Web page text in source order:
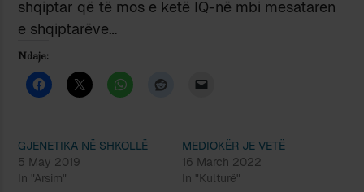
shqiptar që të mos e ketë IQ-në mbi mesataren
e shqiptarëve…
Ndaje:
GJENETIKA NË SHKOLLË
5 May 2019
In "Arsim"
MEDIOKËR JE VETË
16 March 2022
In "Kulturë"